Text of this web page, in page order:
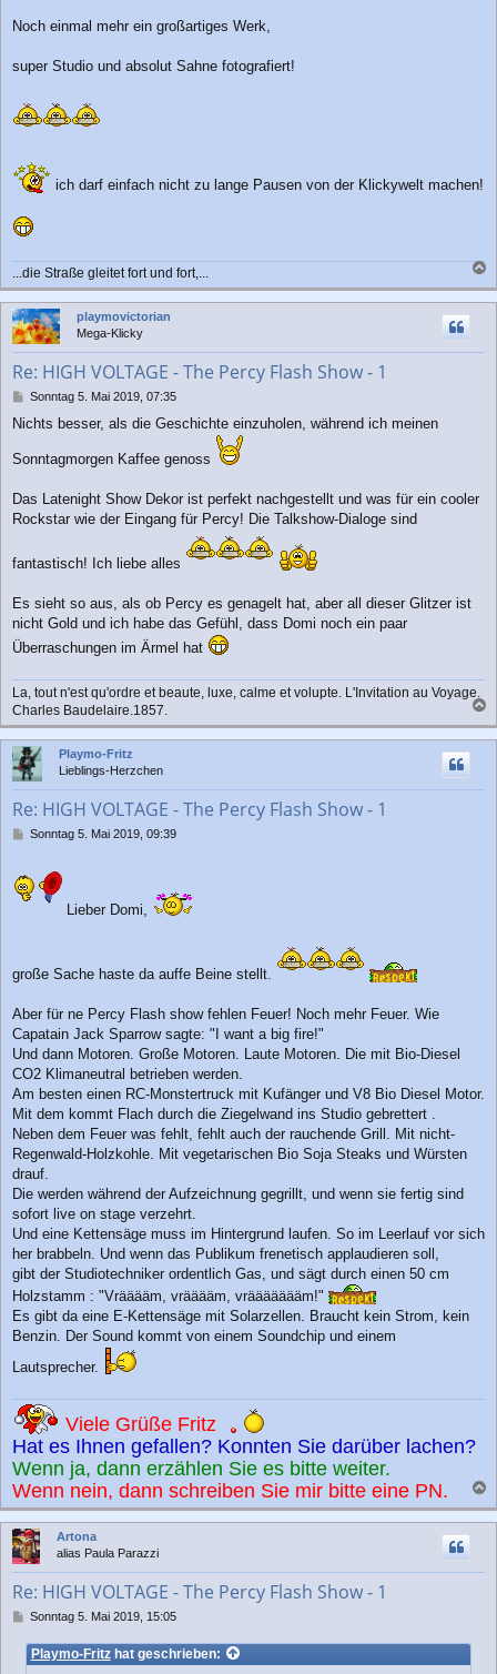
r
Noch einmal mehr ein großartiges Werk,
super Studio und absolut Sahne fotografiert!
ich darf einfach nicht zu lange Pausen von der Klickywelt machen!
...die Straße gleitet fort und fort,...
a
c
playmovictorian
Mega-Klicky
Re: HIGH VOLTAGE - The Percy Flash Show - 1
B
i
r
g
Sonntag 5. Mai 2019, 07:35
Nichts besser, als die Geschichte einzuholen, während ich meinen
Sonntagmorgen Kaffee genoss
Das Latenight Show Dekor ist perfekt nachgestellt und was für ein cooler
Rockstar wie der Eingang für Percy! Die Talkshow-Dialoge sind
fantastisch! Ich liebe alles
Es sieht so aus, als ob Percy es genagelt hat, aber all dieser Glitzer ist
nicht Gold und ich habe das Gefühl, dass Domi noch ein paar
Überraschungen im Ärmel hat
La, tout n'est qu'ordre et beaute, luxe, calme et volupte. L'Invitation au Voyage.
Charles Baudelaire.1857.
a
c
Playmo-Fritz
Lieblings-Herzchen
Re: HIGH VOLTAGE - The Percy Flash Show - 1
B
t
r
Sonntag 5. Mai 2019, 09:39
Lieber Domi,
große Sache haste da auffe Beine stellt.
Aber für ne Percy Flash show fehlen Feuer! Noch mehr Feuer. Wie
Capatain Jack Sparrow sagte: "I want a big fire!"
Und dann Motoren. Große Motoren. Laute Motoren. Die mit Bio-Diesel
CO2 Klimaneutral betrieben werden.
Am besten einen RC-Monstertruck mit Kufänger und V8 Bio Diesel Motor.
Mit dem kommt Flach durch die Ziegelwand ins Studio gebrettert .
Neben dem Feuer was fehlt, fehlt auch der rauchende Grill. Mit nicht-
Regenwald-Holzkohle. Mit vegetarischen Bio Soja Steaks und Würsten
drauf.
Die werden während der Aufzeichnung gegrillt, und wenn sie fertig sind
sofort live on stage verzehrt.
Und eine Kettensäge muss im Hintergrund laufen. So im Leerlauf vor sich
her brabbeln. Und wenn das Publikum frenetisch applaudieren soll,
gibt der Studiotechniker ordentlich Gas, und sägt durch einen 50 cm
Holzstamm : "Vrääääm, vrääääm, vräääääääm!"
Es gibt da eine E-Kettensäge mit Solarzellen. Braucht kein Strom, kein
Benzin. Der Sound kommt von einem Soundchip und einem
Lautsprecher.
Viele Grüße Fritz
Hat es Ihnen gefallen? Konnten Sie darüber lachen?
Wenn ja, dann erzählen Sie es bitte weiter.
Wenn nein, dann schreiben Sie mir bitte eine PN.
a
c
Artona
alias Paula Parazzi
Re: HIGH VOLTAGE - The Percy Flash Show - 1
B
i
t
Sonntag 5. Mai 2019, 15:05
Playmo-Fritzhat geschrieben: